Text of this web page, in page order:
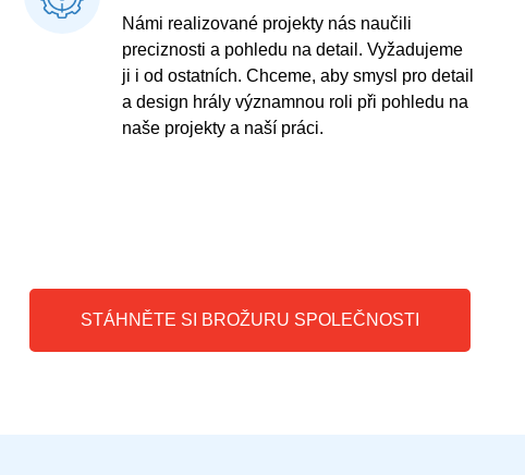
Námi realizované projekty nás naučili
preciznosti a pohledu na detail. Vyžadujeme
ji i od ostatních. Chceme, aby smysl pro detail
a design hrály významnou roli při pohledu na
naše projekty a naší práci.
STÁHNĚTE SI BROŽURU SPOLEČNOSTI